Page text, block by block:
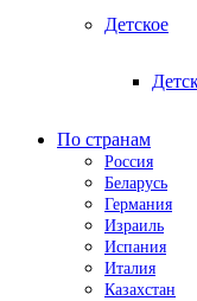
Детское
По странам
Россия
Беларусь
Германия
Израиль
Испания
Италия
Казахстан